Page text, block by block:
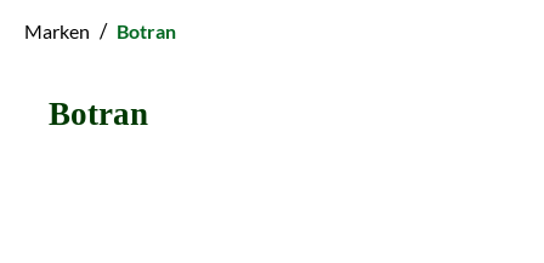
Marken / Botran
Botran